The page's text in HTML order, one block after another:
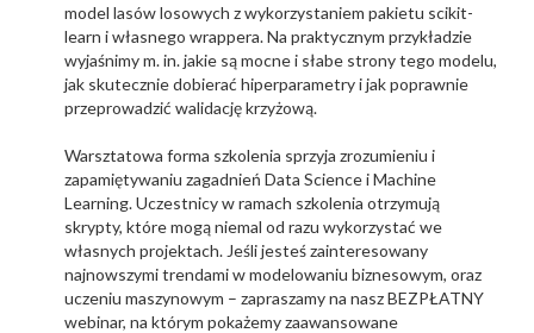
model lasów losowych z wykorzystaniem pakietu scikit-
learn i własnego wrappera. Na praktycznym przykładzie
wyjaśnimy m. in. jakie są mocne i słabe strony tego modelu,
jak skutecznie dobierać hiperparametry i jak poprawnie
przeprowadzić walidację krzyżową.
Warsztatowa forma szkolenia sprzyja zrozumieniu i
zapamiętywaniu zagadnień Data Science i Machine
Learning. Uczestnicy w ramach szkolenia otrzymują
skrypty, które mogą niemal od razu wykorzystać we
własnych projektach. Jeśli jesteś zainteresowany
najnowszymi trendami w modelowaniu biznesowym, oraz
uczeniu maszynowym – zapraszamy na nasz BEZPŁATNY
webinar, na którym pokażemy zaawansowane